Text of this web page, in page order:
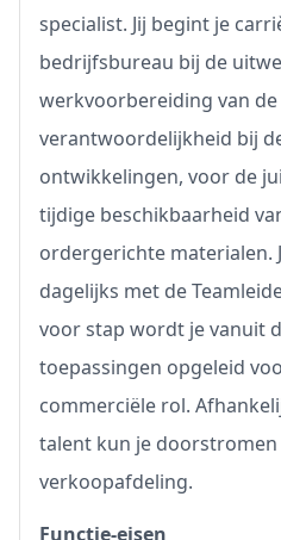
specialist. Jij begint je
bedrijfsbureau bij de
werkvoorbereiding van de
verantwoordelijkheid bij
ontwikkelingen, voor de
tijdige beschikbaarheid
ordergerichte materialen.
dagelijks met de
voor stap wordt je vanuit
toepassingen opgeleid
commerciële rol.
talent kun je doorstromen
verkoopafdeling.
Functie-eisen